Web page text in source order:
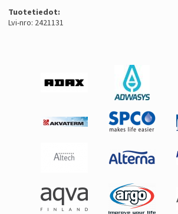
Tuotetiedot:
Lvi-nro: 2421131